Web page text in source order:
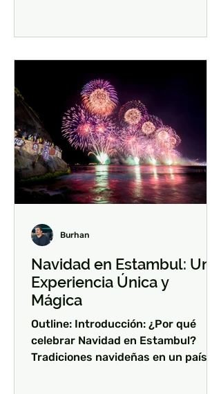
Navidad en Estambul: Una
Experiencia Única y
Mágica
Outline: Introducción: ¿Por qué
celebrar Navidad en Estambul?
Tradiciones navideñas en un país no
Burhan